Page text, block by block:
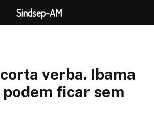
verba. Ibama
podem ficar sem
Sindsep-AM